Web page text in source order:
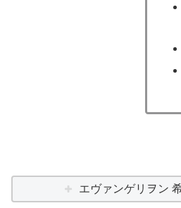
エヴァンゲリヲン